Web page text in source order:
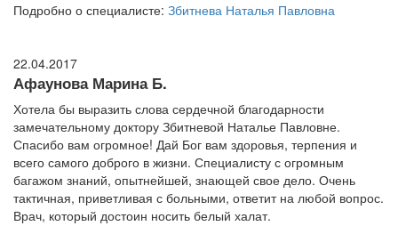
Подробно о специалисте: Збитнева Наталья Павловна
22.04.2017
Афаунова Марина Б.
Хотела бы выразить слова сердечной благодарности
замечательному доктору Збитневой Наталье Павловне.
Спасибо вам огромное! Дай Бог вам здоровья, терпения и
всего самого доброго в жизни. Специалисту с огромным
багажом знаний, опытнейшей, знающей свое дело. Очень
тактичная, приветливая с больными, ответит на любой вопрос.
Врач, который достоин носить белый халат.